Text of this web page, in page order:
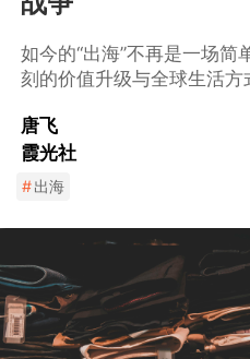
如今的“出海”不再是一场简
刻的价值升级与全球生活方
唐飞
霞光社
#出海